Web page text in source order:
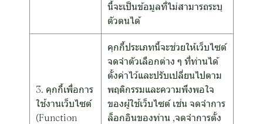
นี้จะเป็นข้อมูลที่ไม่สามารถระบุ
ตัวตนได้
3. คุกกี้เพื่อการ
ใช้งานเว็บไซต์
(Function
คุกกี้ประเภทนี้จะช่วยให้เว็บไซต์
จดจำตัวเลือกต่าง ๆ ที่ท่านได้
ตั้งค่าไว้และปรับเปลี่ยนไปตาม
พฤติกรรมและความพึงพอใจ
ของผู้ใช้เว็บไซต์ เช่น จดจำการ
ล็อกอินของท่าน ,จดจำการตั้ง